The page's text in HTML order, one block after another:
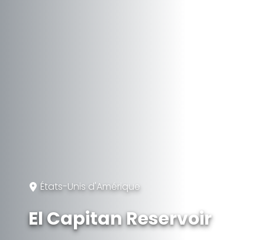
États-Unis d'Amérique
El Capitan Reservoir